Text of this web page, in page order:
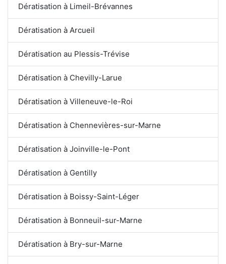
Dératisation à Limeil-Brévannes
Dératisation à Arcueil
Dératisation au Plessis-Trévise
Dératisation à Chevilly-Larue
Dératisation à Villeneuve-le-Roi
Dératisation à Chennevières-sur-Marne
Dératisation à Joinville-le-Pont
Dératisation à Gentilly
Dératisation à Boissy-Saint-Léger
Dératisation à Bonneuil-sur-Marne
Dératisation à Bry-sur-Marne